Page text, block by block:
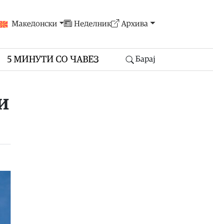
Македонски Неделник Архива
5 МИНУТИ СО ЧАВЕЗ Барај